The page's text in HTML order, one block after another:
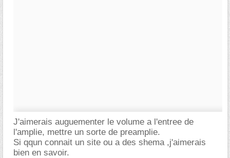
J'aimerais auguementer le volume a l'entree de
l'amplie, mettre un sorte de preamplie.
Si qqun connait un site ou a des shema ,j'aimerais
bien en savoir.